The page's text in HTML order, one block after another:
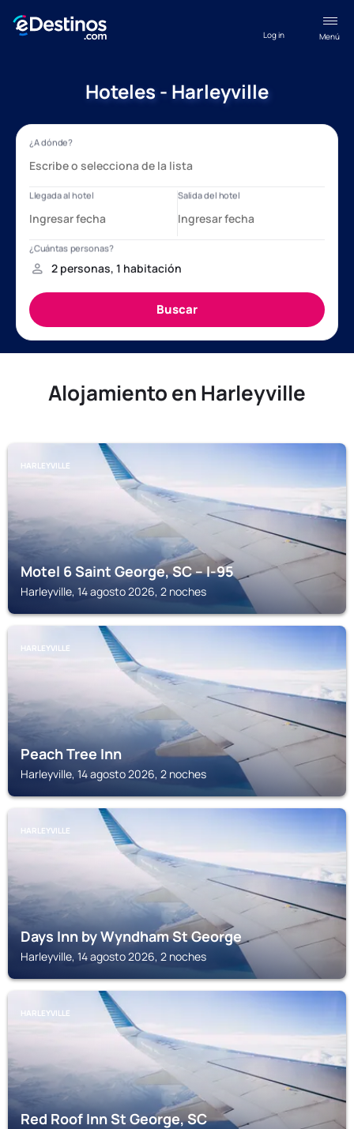
Menú
Log in
Hoteles - Harleyville
Alojamiento en Harleyville
HARLEYVILLE
Motel 6 Saint George, SC – I-95
Harleyville, 14 agosto 2026, 2 noches
HARLEYVILLE
Peach Tree Inn
Harleyville, 14 agosto 2026, 2 noches
HARLEYVILLE
Days Inn by Wyndham St George
Harleyville, 14 agosto 2026, 2 noches
HARLEYVILLE
Red Roof Inn St George, SC